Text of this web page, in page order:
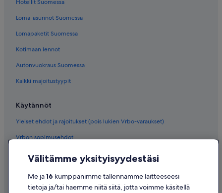
Hotellit Suomessa
Loma-asunnot Suomessa
Lomapaketit Suomessa
Kotimaan lennot
Autonvuokraus Suomessa
Kaikki majoitustyypit
Käytännöt
Yleiset ehdot ja rajoitukset (pois lukien Vrbo-varaukset)
Vrbon sopimusehdot
Evästeet
Välitämme yksityisyydestäsi
Me ja16 kumppanimme tallennamme laitteeseesi
tietoja ja/tai haemme niitä siitä, jotta voimme käsitellä